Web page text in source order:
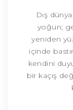
Dış
yoğun;
yeniden
içinde
kendini
bir kaçış